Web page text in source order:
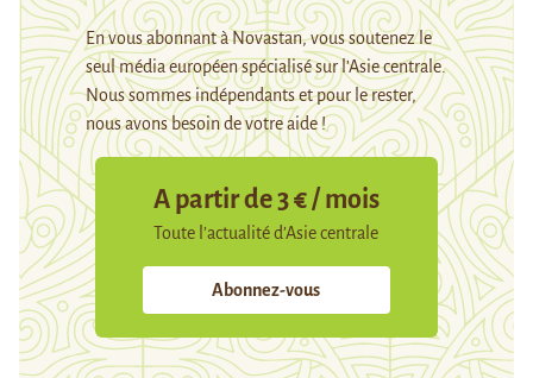
En vous abonnant à Novastan, vous soutenez le
seul média européen spécialisé sur l’Asie centrale.
Nous sommes indépendants et pour le rester,
nous avons besoin de votre aide !
A partir de 3 € / mois
Toute l’actualité d’Asie centrale
Abonnez-vous